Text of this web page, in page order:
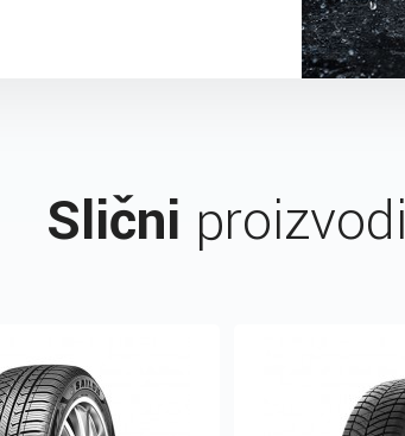
Slični proizvodi